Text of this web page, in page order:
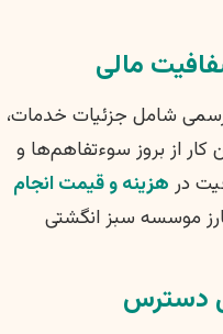
رسمی شامل جزئیات خدمات،
کار از بروز سوءتفاهم‌ها و
در هزینه و قیمت انجام
موسسه سبز انگشتی